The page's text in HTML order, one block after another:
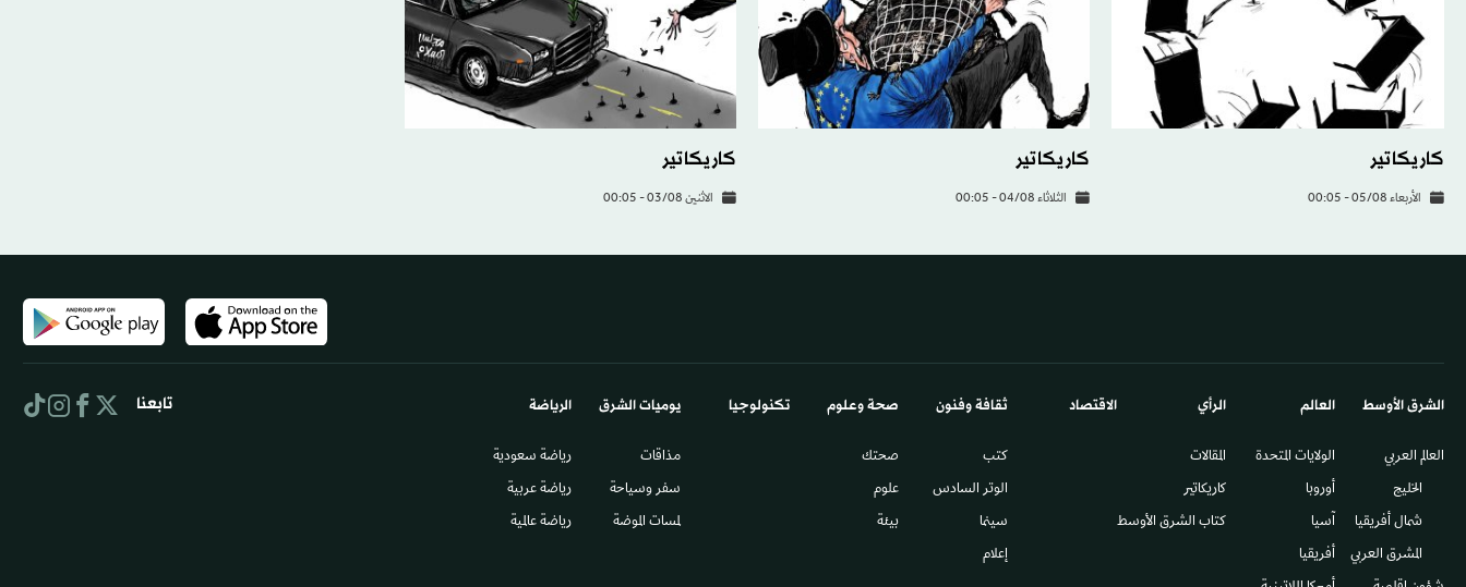
كاريكاتير
الأربعاء 05/08 - 00:05
كاريكاتير
الثلاثاء 04/08 - 00:05
كاريكاتير
الاثنين 03/08 - 00:05
الشرق الأوسط​
العالم العربي
الخليج
شمال أفريقيا
المشرق العربي
العالم
الولايات المتحدة
أوروبا
آسيا
أفريقيا
الرأي
المقالات
كاريكاتير
كتاب الشرق الأوسط
الاقتصاد ثقافة وفنون
كتب
الوتر السادس​
سينما
إعلام
صحة وعلوم
صحتك
علوم
بيئة
تكنولوجيا يوميات الشرق​
مذاقات
سفر وسياحة
لمسات الموضة
الرياضة
رياضة سعودية
رياضة عربية
رياضة عالمية
تابعنا